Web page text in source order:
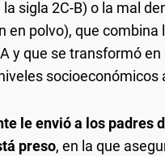
sigla 2C-B) o la mal
en polvo), que
y que se transformó
socioeconómicos
le envió a los padres
preso, en la que